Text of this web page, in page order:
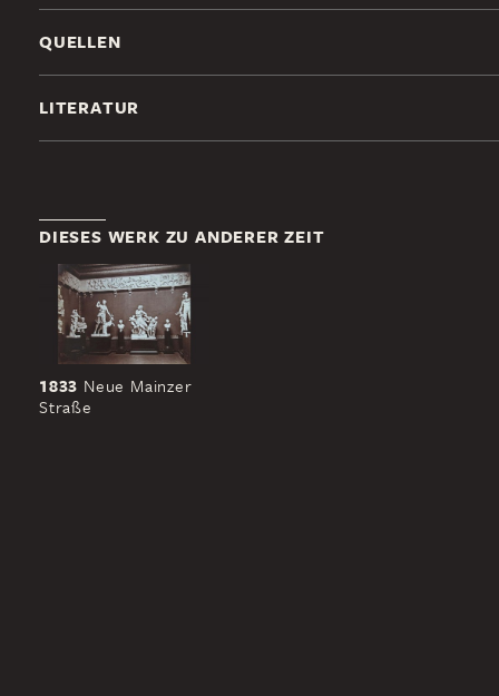
QUELLEN
LITERATUR
DIESES WERK ZU ANDERER ZEIT
1833 Neue Mainzer
Straße